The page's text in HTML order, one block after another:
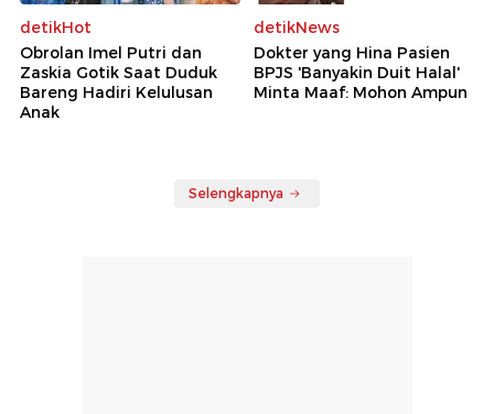
detikHot
Obrolan Imel Putri dan
Zaskia Gotik Saat Duduk
Bareng Hadiri Kelulusan
Anak
detikNews
Dokter yang Hina Pasien
BPJS 'Banyakin Duit Halal'
Minta Maaf: Mohon Ampun
Selengkapnya